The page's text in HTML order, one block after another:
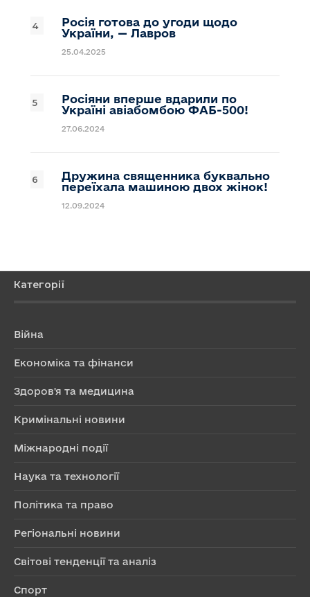
Росія готова до угоди щодо
України, — Лавров
25.04.2025
Росіяни вперше вдарили по
Україні авіабомбою ФАБ-500!
27.06.2024
Дружина священника буквально
переїхала машиною двох жінок!
12.09.2024
Категорії
Війна
Економіка та фінанси
Здоров'я та медицина
Кримінальні новини
Міжнародні події
Наука та технології
Політика та право
Регіональні новини
Світові тенденції та аналіз
Спорт